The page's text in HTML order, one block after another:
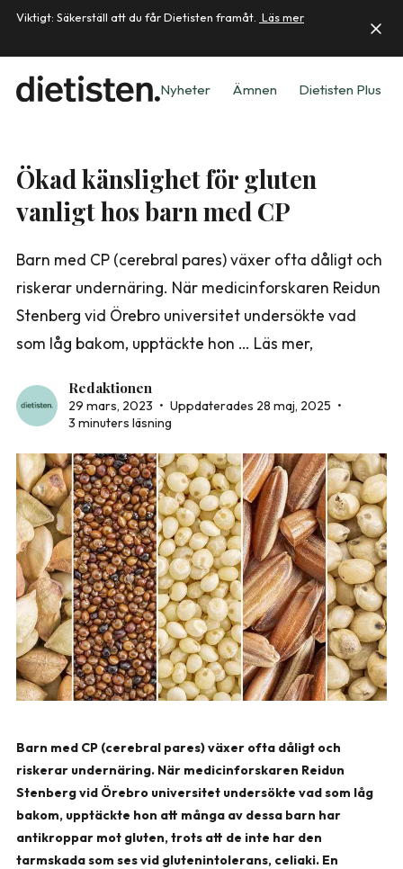
Viktigt: Säkerställ att du får Dietisten framåt. Läs mer
Nyheter Ämnen Dietisten Plus
Ökad känslighet för gluten
vanligt hos barn med CP
Barn med CP (cerebral pares) växer ofta dåligt och
riskerar undernäring. När medicinforskaren Reidun
Stenberg vid Örebro universitet undersökte vad
som låg bakom, upptäckte hon … Läs mer,
Redaktionen
29 mars, 2023 • Uppdaterades 28 maj, 2025 •
3 minuters läsning
Barn med CP (cerebral pares) växer ofta dåligt och
riskerar undernäring. När medicinforskaren Reidun
Stenberg vid Örebro universitet undersökte vad som låg
bakom, upptäckte hon att många av dessa barn har
antikroppar mot gluten, trots att de inte har den
tarmskada som ses vid glutenintolerans, celiaki. En